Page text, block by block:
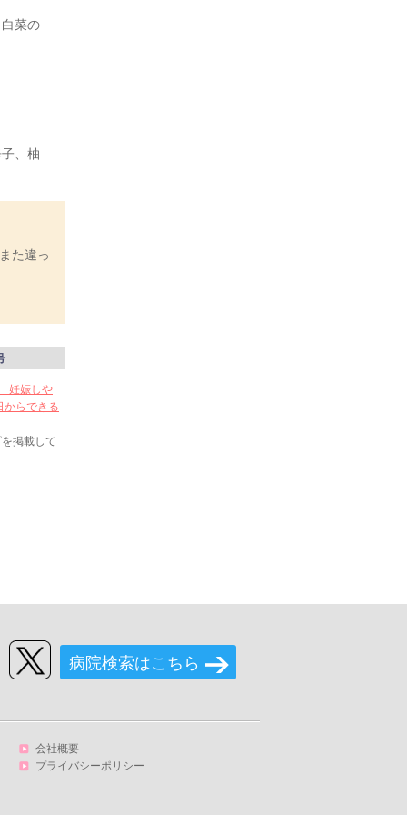
菜の
、柚
た違っ
妊娠しや
からできる
掲載して
病院検索はこちら
会社概要
プライバシーポリシー